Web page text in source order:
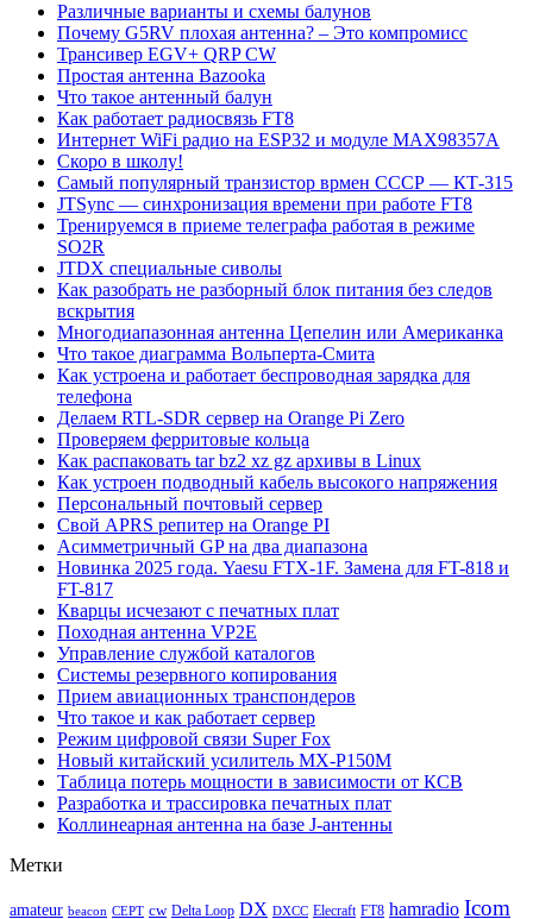
Различные варианты и схемы балунов
Почему G5RV плохая антенна? – Это компромисс
Трансивер EGV+ QRP CW
Простая антенна Bazooka
Что такое антенный балун
Как работает радиосвязь FT8
Интернет WiFi радио на ESP32 и модуле MAX98357A
Скоро в школу!
Самый популярный транзистор врмен СССР — КТ-315
JTSync — синхронизация времени при работе FT8
Тренируемся в приеме телеграфа работая в режиме
SO2R
JTDX специальные сиволы
Как разобрать не разборный блок питания без следов
вскрытия
Многодиапазонная антенна Цепелин или Американка
Что такое диаграмма Вольперта-Смита
Как устроена и работает беспроводная зарядка для
телефона
Делаем RTL-SDR сервер на Orange Pi Zero
Проверяем ферритовые кольца
Как распаковать tar bz2 xz gz архивы в Linux
Как устроен подводный кабель высокого напряжения
Персональный почтовый сервер
Свой APRS репитер на Orange PI
Асимметричный GP на два диапазона
Новинка 2025 года. Yaesu FTX-1F. Замена для FT-818 и
FT-817
Кварцы исчезают с печатных плат
Походная антенна VP2E
Управление службой каталогов
Системы резервного копирования
Прием авиационных транспондеров
Что такое и как работает сервер
Режим цифровой связи Super Fox
Новый китайский усилитель MX-P150M
Таблица потерь мощности в зависимости от КСВ
Разработка и трассировка печатных плат
Коллинеарная антенна на базе J-антенны
Метки
amateur beacon CEPT cw Delta Loop DX DXCC Elecraft FT8 hamradio Icom